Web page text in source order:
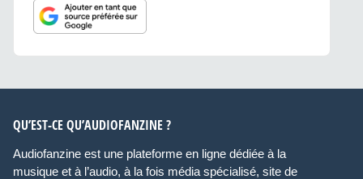
QU’EST-CE QU’AUDIOFANZINE ?
Audiofanzine est une plateforme en ligne dédiée à la
musique et à l’audio, à la fois média spécialisé, site de